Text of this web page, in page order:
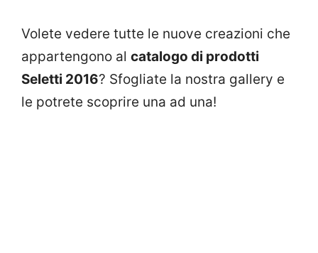
Volete vedere tutte le nuove creazioni che
appartengono al catalogo di prodotti
Seletti 2016? Sfogliate la nostra gallery e
le potrete scoprire una ad una!